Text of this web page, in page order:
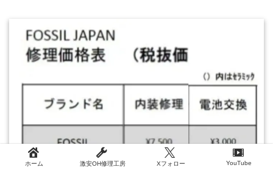
ホーム 激安OH修理工房 Xフォロー YouTube